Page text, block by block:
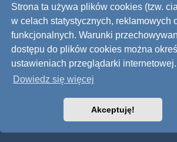
Strona ta używa plików cookies (tzw.
w celach statystycznych, reklamowych
funkcjonalnych. Warunki
dostępu do plików cookies można
ustawieniach przeglądarki internetowej.
Dowiedz się więcej
Akceptuję!
Technologię dostarczaphpBB ® Forum Software
Polski pakiet językowy dostarcza
Style: Multi Design by Joyce&Luna
Zasady ochrony danych osobowych